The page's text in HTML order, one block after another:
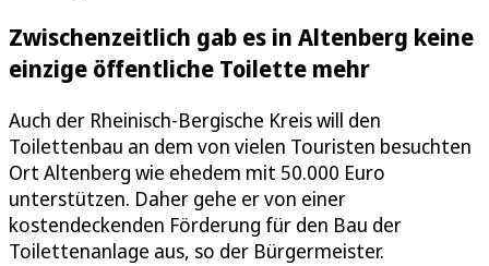
Zwischenzeitlich gab es in Altenberg keine
einzige öffentliche Toilette mehr
Auch der Rheinisch-Bergische Kreis will den
Toilettenbau an dem von vielen Touristen besuchten
Ort Altenberg wie ehedem mit 50.000 Euro
unterstützen. Daher gehe er von einer
kostendeckenden Förderung für den Bau der
Toilettenanlage aus, so der Bürgermeister.